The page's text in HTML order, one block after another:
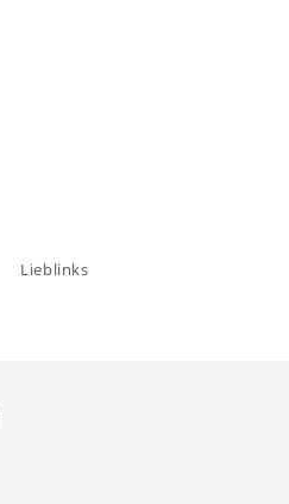
Lieblinks